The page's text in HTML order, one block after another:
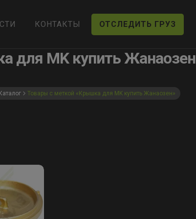
КОНТАКТЫ ОТСЛЕДИТЬ ГРУЗ
для MK купить Жанаозен
Каталог Товары с меткой «Крышка для MK купить Жанаозен»